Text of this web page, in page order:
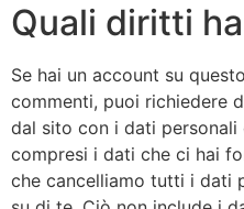
Quali diritti
Se hai un account su
commenti, puoi richiedere
dal sito con i dati personali
compresi i dati che ci hai
che cancelliamo tutti i dati